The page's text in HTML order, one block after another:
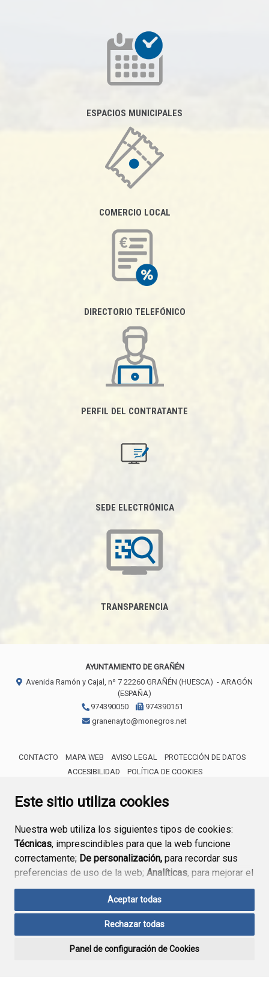
Este sitio utiliza cookies
Nuestra web utiliza los siguientes tipos de cookies:
Técnicas, imprescindibles para que la web funcione
correctamente; De personalización, para recordar sus
preferencias de uso de la web; Analíticas, para mejorar el
funcionamiento de la web y sus servicios.
Si acepta pulsando el botón“Aceptar todas”
consideramos que acepta su uso. Si pulsa el botón
ninguna acción, se guardarán las cookies técnicas
Aceptar todas
Rechazar todas
Panel de configuración de Cookies
ESPACIOS MUNICIPALES
COMERCIO LOCAL
DIRECTORIO TELEFÓNICO
PERFIL DEL CONTRATANTE
SEDE ELECTRÓNICA
TRANSPARENCIA
AYUNTAMIENTO DE GRAÑÉN
Avenida Ramón y Cajal, nº 7 22260 GRAÑÉN (HUESCA) - ARAGÓN
(ESPAÑA)
974390050
974390151
granenayto@monegros.net
CONTACTO MAPA WEB AVISO LEGAL
PROTECCIÓN DE DATOS
ACCESIBILIDAD
POLÍTICA DE COOKIES